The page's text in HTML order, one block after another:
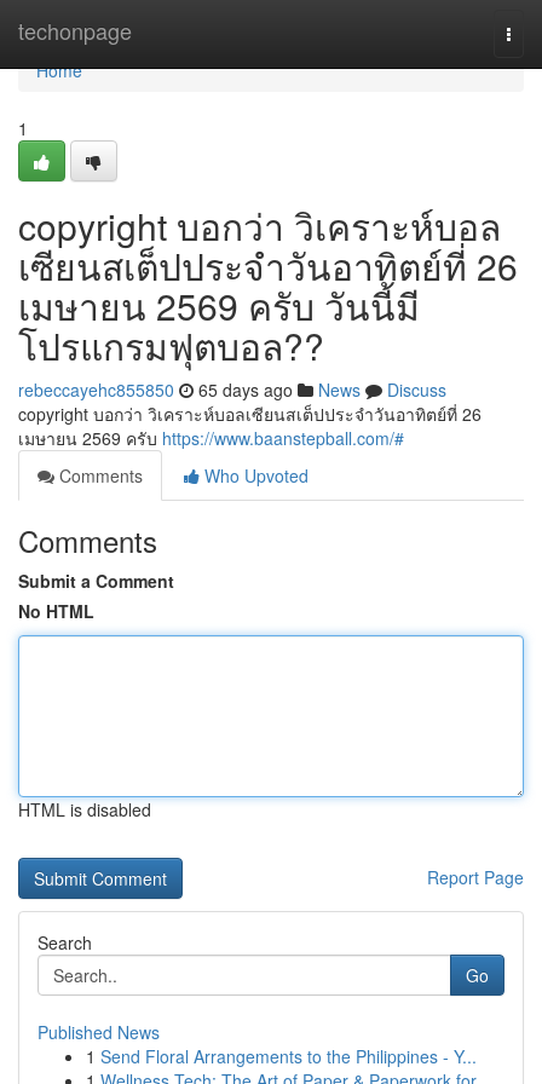
techonpage
Home
Home
1
copyright บอกว่า วิเคราะห์บอล
เซียนสเต็ปประจำวันอาทิตย์ที่ 26
เมษายน 2569 ครับ วันนี้มี
โปรแกรมฟุตบอล??
rebeccayehc855850 65 days ago News
Discuss
copyright บอกว่า วิเคราะห์บอลเซียนสเต็ปประจำวันอาทิตย์ที่ 26
เมษายน 2569 ครับ https://www.baanstepball.com/#
Comments
Who Upvoted
Comments
Submit a Comment
No HTML
HTML is disabled
Report Page
Search
Go
Published News
1 Send Floral Arrangements to the Philippines - Y...